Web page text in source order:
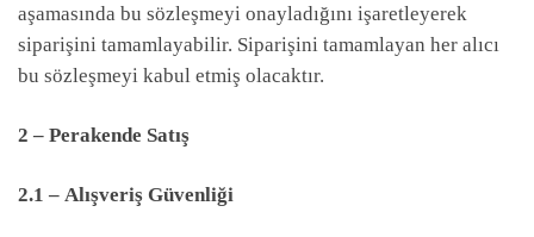
aşamasında bu sözleşmeyi onayladığını işaretleyerek
siparişini tamamlayabilir. Siparişini tamamlayan her alıcı
bu sözleşmeyi kabul etmiş olacaktır.
2 – Perakende Satış
​2.1 – Alışveriş Güvenliği